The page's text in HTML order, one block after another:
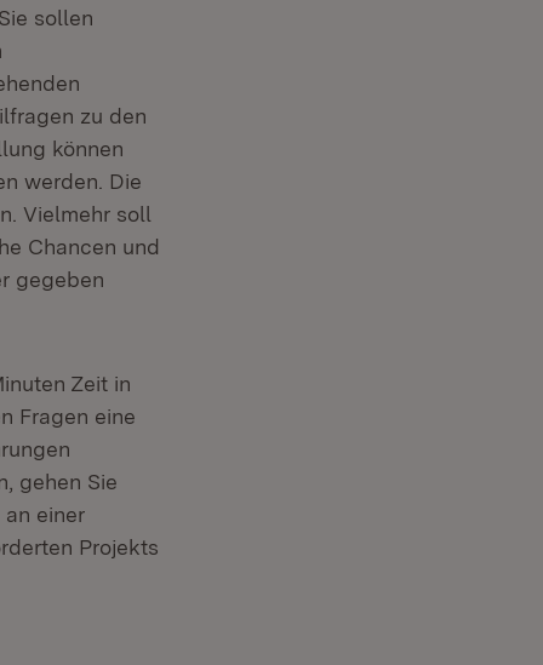
sollen
zu den
können
werden. Die
Vielmehr soll
Chancen und
gegeben
Zeit in
Fragen eine
gehen Sie
einer
Projekts